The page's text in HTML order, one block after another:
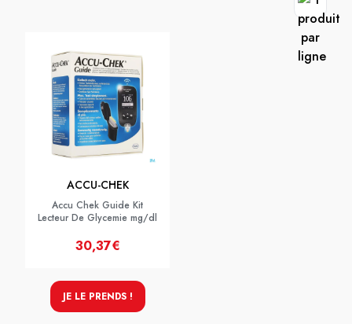
ACCU-CHEK
Accu Chek Guide Kit
Lecteur De Glycemie mg/dl
30,37€
JE LE PRENDS !